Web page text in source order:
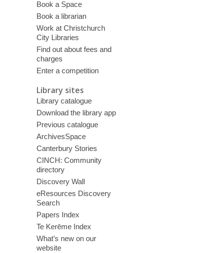
Book a Space
Book a librarian
Work at Christchurch
City Libraries
Find out about fees and
charges
Enter a competition
Library sites
Library catalogue
Download the library app
Previous catalogue
ArchivesSpace
Canterbury Stories
CINCH: Community
directory
Discovery Wall
eResources Discovery
Search
Papers Index
Te Kerēme Index
What’s new on our
website